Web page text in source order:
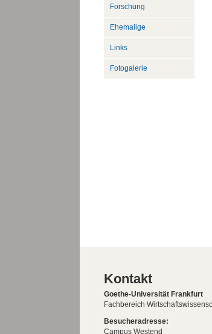
Forschung
Ehemalige
Links
Fotogalerie
Kontakt
Goethe-Universität Frankfurt
Fachbereich
Besucheradresse:
Campus Westend